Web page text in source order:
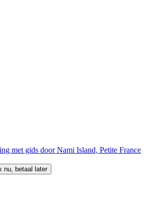
met gids door Nami Island, Petite France
nu, betaal later